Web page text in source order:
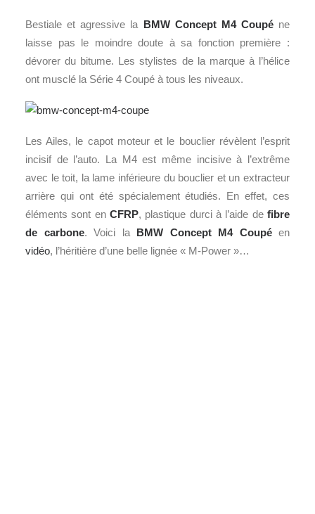
Bestiale et agressive la BMW Concept M4 Coupéne
laisse pas le moindre doute à sa fonction première :
dévorer du bitume. Les stylistes de la marque à l’hélice
ont musclé la Série 4 Coupé à tous les niveaux.
Les Ailes, le capot moteur et le bouclier révèlent l’esprit
incisif de l’auto. La M4 est même incisive à l’extrême
avec le toit, la lame inférieure du bouclier et un extracteur
arrière qui ont été spécialement étudiés. En effet, ces
éléments sont en CFRP, plastique durci à l’aide de fibre
de carbone. Voici la BMW Concept M4 Coupéen
vidéo, l’héritière d’une belle lignée « M-Power »…